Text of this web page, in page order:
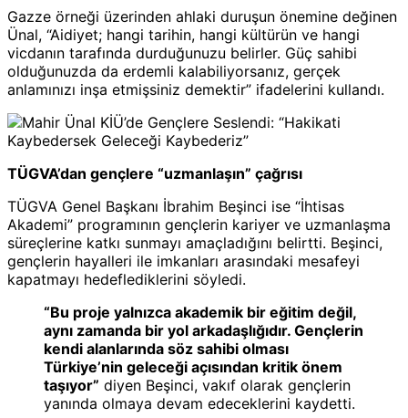
Gazze örneği üzerinden ahlaki duruşun önemine değinen
Ünal, “Aidiyet; hangi tarihin, hangi kültürün ve hangi
vicdanın tarafında durduğunuzu belirler. Güç sahibi
olduğunuzda da erdemli kalabiliyorsanız, gerçek
anlamınızı inşa etmişsiniz demektir” ifadelerini kullandı.
TÜGVA’dan gençlere “uzmanlaşın” çağrısı
TÜGVA Genel Başkanı İbrahim Beşinci ise “İhtisas
Akademi” programının gençlerin kariyer ve uzmanlaşma
süreçlerine katkı sunmayı amaçladığını belirtti. Beşinci,
gençlerin hayalleri ile imkanları arasındaki mesafeyi
kapatmayı hedeflediklerini söyledi.
“Bu proje yalnızca akademik bir eğitim değil,
aynı zamanda bir yol arkadaşlığıdır. Gençlerin
kendi alanlarında söz sahibi olması
Türkiye’nin geleceği açısından kritik önem
taşıyor” diyen Beşinci, vakıf olarak gençlerin
yanında olmaya devam edeceklerini kaydetti.